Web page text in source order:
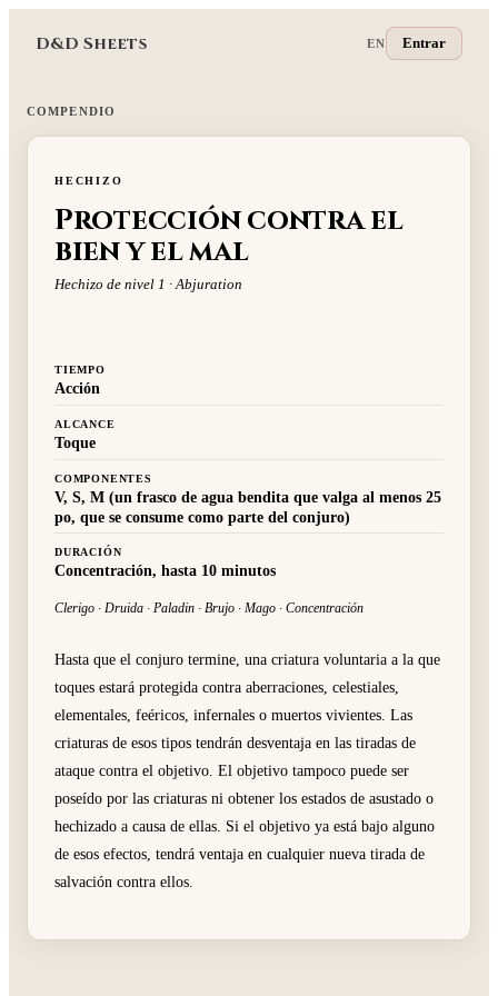
D&D Sheets EN Entrar
COMPENDIO
HECHIZO
Protección contra el
bien y el mal
Hechizo de nivel 1 · Abjuration
TIEMPO
Acción
ALCANCE
Toque
COMPONENTES
V, S, M (un frasco de agua bendita que valga al menos 25
po, que se consume como parte del conjuro)
DURACIÓN
Concentración, hasta 10 minutos
Clerigo · Druida · Paladin · Brujo · Mago · Concentración
Hasta que el conjuro termine, una criatura voluntaria a la que
toques estará protegida contra aberraciones, celestiales,
elementales, feéricos, infernales o muertos vivientes. Las
criaturas de esos tipos tendrán desventaja en las tiradas de
ataque contra el objetivo. El objetivo tampoco puede ser
poseído por las criaturas ni obtener los estados de asustado o
hechizado a causa de ellas. Si el objetivo ya está bajo alguno
de esos efectos, tendrá ventaja en cualquier nueva tirada de
salvación contra ellos.